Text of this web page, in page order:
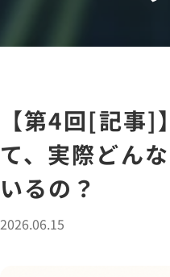
【第4回[記事]
て、実際どん
いるの？
2026.06.15